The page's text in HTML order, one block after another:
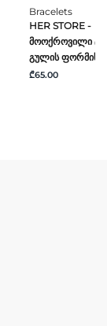
Bracelets
HER STORE -
Მოოქროვილი
Გულის Ფორმის
₾65.00